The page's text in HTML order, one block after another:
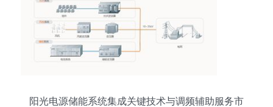
阳光电源储能系统集成关键技术与调频辅助服务市